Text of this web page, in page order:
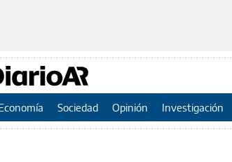
Sociedad Opinión Investigación